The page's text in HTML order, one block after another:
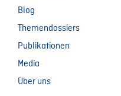
Blog
Themendossiers
Publikationen
Media
Über uns